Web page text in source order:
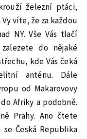
železní ptáci,
víte, že za každou
NY. Vše Vás tlačí
do nějaké
kde Vás čeká
anténu. Dále
od Makarovovy
Afriky a podobně.
Prahy. Ano čtete
Česká Republika